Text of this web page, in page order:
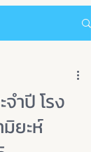
ำปี โรง
ยะห์